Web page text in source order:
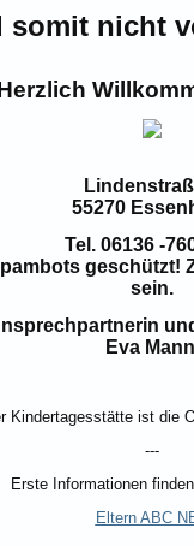
somit nicht
55270
Tel. 06136 -
sein.
Eva Mann
Kindertagesstätte ist die
---
Erste Informationen
Eltern ABC